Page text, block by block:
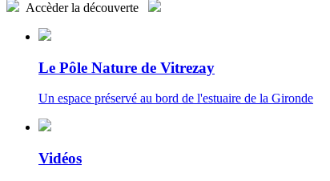
Accèderla découverte
Le Pôle Nature de Vitrezay
Un espace préservé au bord de l'estuaire de la Gironde
Vidéos